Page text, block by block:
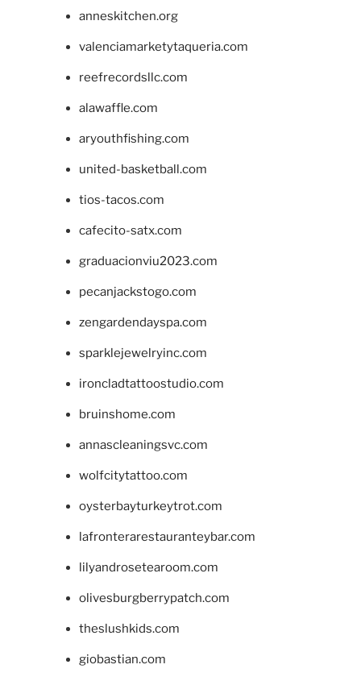
anneskitchen.org
valenciamarketytaqueria.com
reefrecordsllc.com
alawaffle.com
aryouthfishing.com
united-basketball.com
tios-tacos.com
cafecito-satx.com
graduacionviu2023.com
pecanjackstogo.com
zengardendayspa.com
sparklejewelryinc.com
ironcladtattoostudio.com
bruinshome.com
annascleaningsvc.com
wolfcitytattoo.com
oysterbayturkeytrot.com
lafronterarestauranteybar.com
lilyandrosetearoom.com
olivesburgberrypatch.com
theslushkids.com
giobastian.com